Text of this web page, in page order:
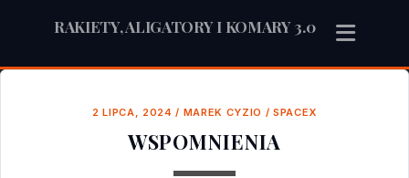
RAKIETY, ALIGATORY I KOMARY 3.0
2 LIPCA, 2024 / MAREK CYZIO / SPACEX
WSPOMNIENIA